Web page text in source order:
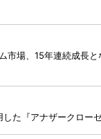
市場、15年連続成長と
た『アナザークローゼ